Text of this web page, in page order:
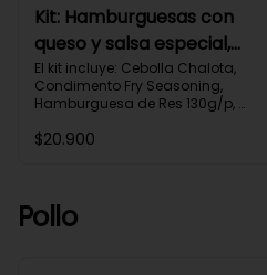
Carbohidratos 88g | Grasas 53g |
Proteínas 42g
Kit: Hamburguesas con
queso y salsa especial,
papas y cebolla
caramelizada-142
El kit incluye: Cebolla Chalota,
Condimento Fry Seasoning,
Hamburguesa de Res 130g/p,
Hamburguesa brioche, Papa
1080 kcal | Carbohidratos 87g |
$20.900
Pollo